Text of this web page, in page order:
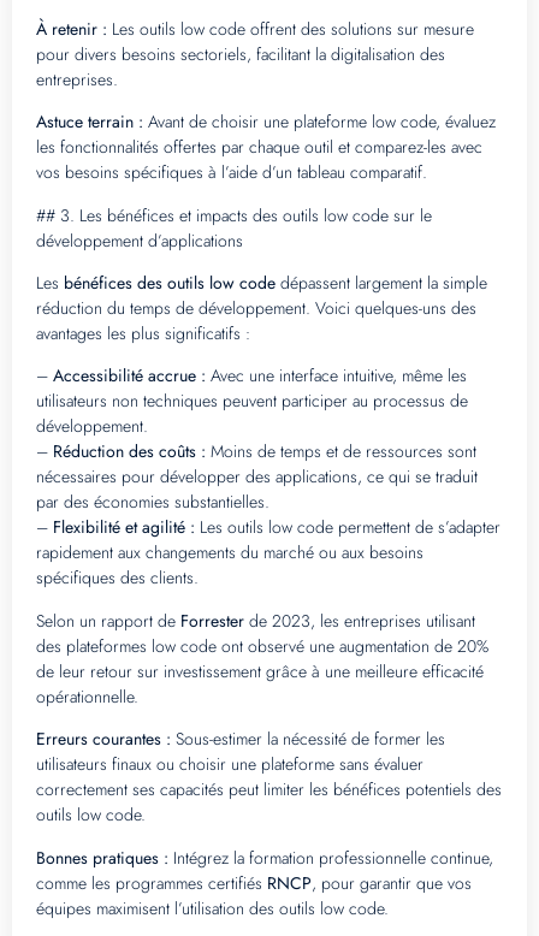
À retenir : Les outils low code offrent des solutions sur mesure
pour divers besoins sectoriels, facilitant la digitalisation des
entreprises.
Astuce terrain : Avant de choisir une plateforme low code, évaluez
les fonctionnalités offertes par chaque outil et comparez-les avec
vos besoins spécifiques à l’aide d’un tableau comparatif.
## 3. Les bénéfices et impacts des outils low code sur le
développement d’applications
Les bénéfices des outils low code dépassent largement la simple
réduction du temps de développement. Voici quelques-uns des
avantages les plus significatifs :
– Accessibilité accrue : Avec une interface intuitive, même les
utilisateurs non techniques peuvent participer au processus de
développement.
– Réduction des coûts : Moins de temps et de ressources sont
nécessaires pour développer des applications, ce qui se traduit
par des économies substantielles.
– Flexibilité et agilité : Les outils low code permettent de s’adapter
rapidement aux changements du marché ou aux besoins
spécifiques des clients.
Selon un rapport de Forrester de 2023, les entreprises utilisant
des plateformes low code ont observé une augmentation de 20%
de leur retour sur investissement grâce à une meilleure efficacité
opérationnelle.
Erreurs courantes : Sous-estimer la nécessité de former les
utilisateurs finaux ou choisir une plateforme sans évaluer
correctement ses capacités peut limiter les bénéfices potentiels des
outils low code.
Bonnes pratiques : Intégrez la formation professionnelle continue,
comme les programmes certifiés RNCP, pour garantir que vos
équipes maximisent l’utilisation des outils low code.